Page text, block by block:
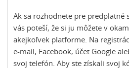
Ak sa rozhodnete pre predplatné
vás poteší, že si ju môžete v
akejkoľvek platforme. Na
e-mail, Facebook, účet Google
svoj telefón. Aby ste získali svoj